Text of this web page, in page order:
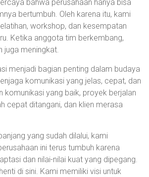
bahwa perusahaan hanya bisa
bertumbuh. Oleh karena itu, kami
workshop, dan kesempatan
Ketika anggota tim berkembang,
juga meningkat.
menjadi bagian penting dalam budaya
komunikasi yang jelas, cepat, dan
komunikasi yang baik, proyek berjalan
cepat ditangani, dan klien merasa
yang sudah dilalui, kami
ini terus tumbuh karena
dan nilai-nilai kuat yang dipegang.
di sini. Kami memiliki visi untuk